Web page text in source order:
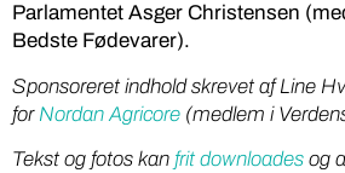
Parlamentet Asger Christensen
Bedste Fødevarer).
Sponsoreret indhold skrevet af Line
for Nordan Agricore (medlem i
Tekst og fotos kan frit downloades og